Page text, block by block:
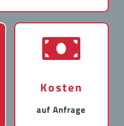
Kosten
auf Anfrage